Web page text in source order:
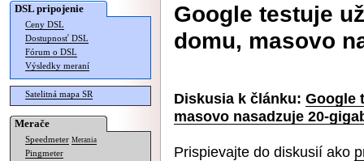
DSL pripojenie
Ceny DSL
Dostupnosť DSL
Fórum o DSL
Výsledky meraní
Satelitná mapa SR
Merače
Speedmeter Merania
Pingmeter
Google testuje
domu, masovo
Diskusia k článku: Google
masovo nasadzuje 20-
Prispievajte do diskusií ako